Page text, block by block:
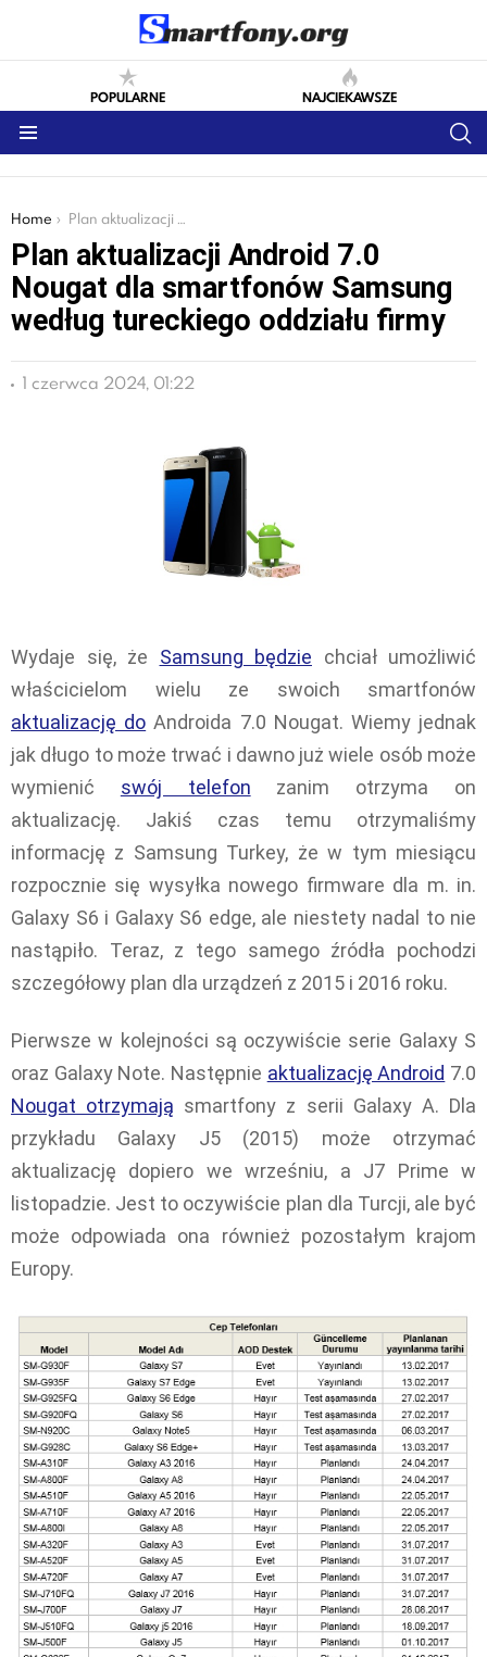
POPULARNE NAJCIEKAWSZE
You are here:
Home Plan aktualizacji Android 7.0 Nougat dla smartfonów Samsung według tureckiego oddziału firmy
Plan aktualizacji Android 7.0
Nougat dla smartfonów Samsung
według tureckiego oddziału firmy
1 czerwca 2024, 01:22
Wydaje się, że Samsung będzie chciał umożliwić
właścicielom wielu ze swoich smartfonów
aktualizację do Androida 7.0 Nougat. Wiemy jednak
jak długo to może trwać i dawno już wiele osób może
wymienić swój telefon zanim otrzyma on
aktualizację. Jakiś czas temu otrzymaliśmy
informację z Samsung Turkey, że w tym miesiącu
rozpocznie się wysyłka nowego firmware dla m. in.
Galaxy S6 i Galaxy S6 edge, ale niestety nadal to nie
nastąpiło. Teraz, z tego samego źródła pochodzi
szczegółowy plan dla urządzeń z 2015 i 2016 roku.
Pierwsze w kolejności są oczywiście serie Galaxy S
oraz Galaxy Note. Następnie aktualizację Android 7.0
Nougat otrzymają smartfony z serii Galaxy A. Dla
przykładu Galaxy J5 (2015) może otrzymać
aktualizację dopiero we wrześniu, a J7 Prime w
listopadzie. Jest to oczywiście plan dla Turcji, ale być
może odpowiada ona również pozostałym krajom
Europy.